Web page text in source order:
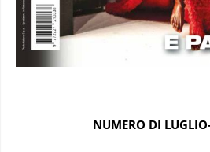
NUMERO DI